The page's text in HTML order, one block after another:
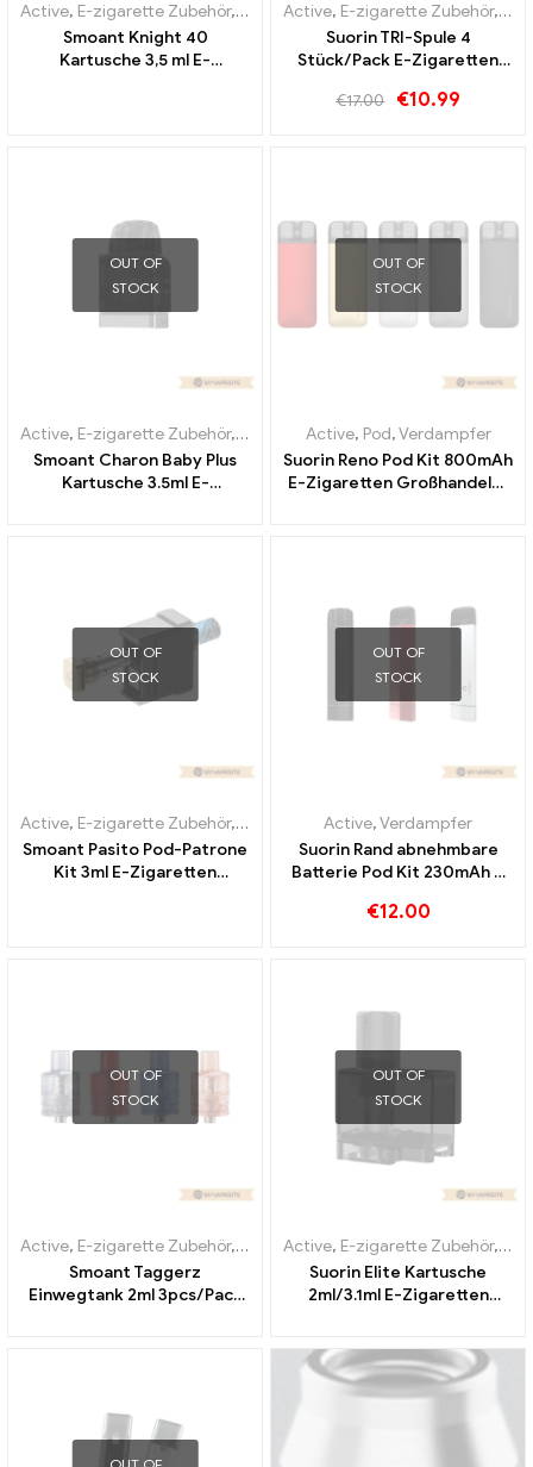
Active, E-zigarette Zubehör, Verdampfer
Smoant Knight 40
Kartusche 3,5 ml E-
Active, E-zigarette Zubehör,
Suorin TRI-Spule 4
Stück/Pack E-Zigaretten
€17.00 €10.99
OUT OF
STOCK
Active, E-zigarette Zubehör, Verdampfer
Smoant Charon Baby Plus
Kartusche 3.5ml E-
OUT OF
STOCK
Active, Pod,Verdampfer
Suorin Reno Pod Kit 800mAh
E-Zigaretten Großhandel丨
OUT OF
STOCK
Active, E-zigarette Zubehör, Verdampfer
Smoant Pasito Pod-Patrone
Kit 3ml E-Zigaretten
OUT OF
STOCK
Active,Verdampfer
Suorin Rand abnehmbare
Batterie Pod Kit 230mAh &
Großhandel丨Custom
€12.00
OUT OF
STOCK
Active, E-zigarette Zubehör, Verdampfer
Smoant Taggerz
Einwegtank 2ml 3pcs/Pack
OUT OF
STOCK
Active, E-zigarette Zubehör,
Suorin Elite Kartusche
2ml/3.1ml E-Zigaretten
OUT OF